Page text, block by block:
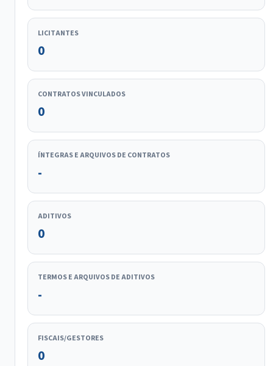
LICITANTES
0
CONTRATOS VINCULADOS
0
ÍNTEGRAS E ARQUIVOS DE CONTRATOS
-
ADITIVOS
0
TERMOS E ARQUIVOS DE ADITIVOS
-
FISCAIS/GESTORES
0